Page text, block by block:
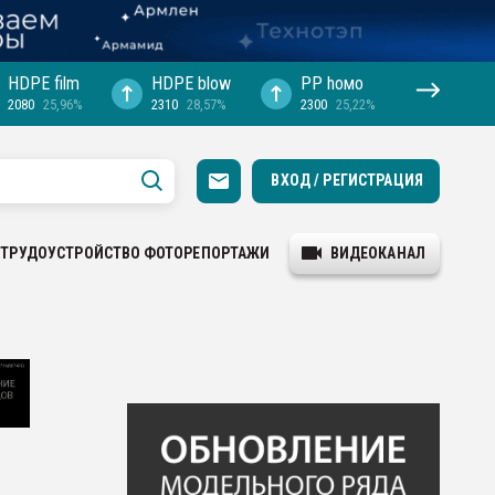
HDPE film
2080 25,96%
HDPE blow
2310 28,57%
PP hомо
2300 25,22%
ВХОД / РЕГИСТРАЦИЯ
ТРУДОУСТРОЙСТВО ФОТОРЕПОРТАЖИ ВИДЕОКАНАЛ